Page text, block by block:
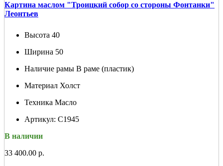
Картина маслом "Троицкий собор со стороны Фонтанки"
Леонтьев
Высота 40
Ширина 50
Наличие рамы В раме (пластик)
Материал Холст
Техника Масло
Артикул: С1945
В наличии
33 400.00 р.